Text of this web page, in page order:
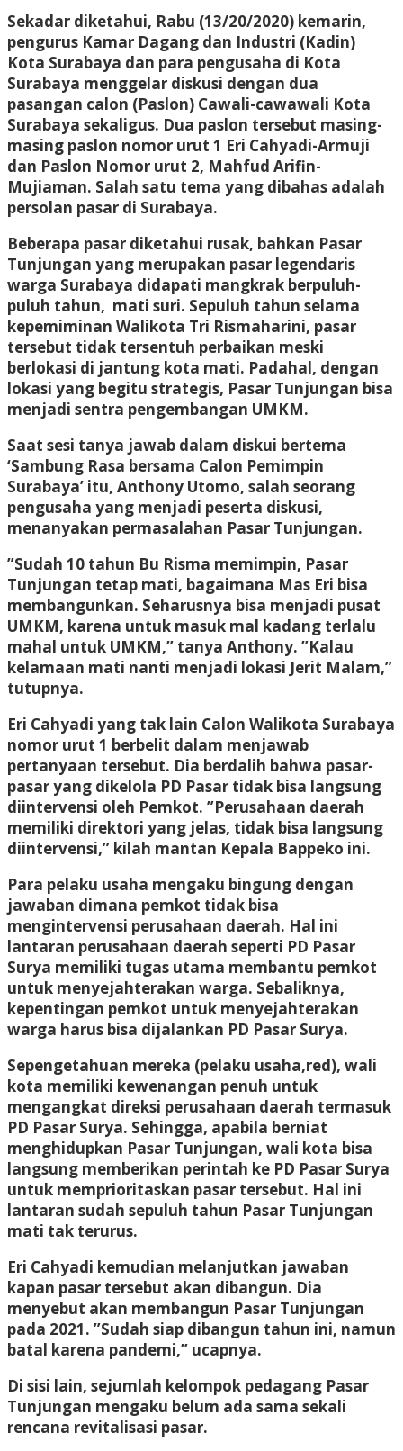
Sekadar diketahui, Rabu (13/20/2020) kemarin,
pengurus Kamar Dagang dan Industri (Kadin)
Kota Surabaya dan para pengusaha di Kota
Surabaya menggelar diskusi dengan dua
pasangan calon (Paslon) Cawali-cawawali Kota
Surabaya sekaligus. Dua paslon tersebut masing-
masing paslon nomor urut 1 Eri Cahyadi-Armuji
dan Paslon Nomor urut 2, Mahfud Arifin-
Mujiaman. Salah satu tema yang dibahas adalah
persolan pasar di Surabaya.
Beberapa pasar diketahui rusak, bahkan Pasar
Tunjungan yang merupakan pasar legendaris
warga Surabaya didapati mangkrak berpuluh-
puluh tahun, mati suri. Sepuluh tahun selama
kepemiminan Walikota Tri Rismaharini, pasar
tersebut tidak tersentuh perbaikan meski
berlokasi di jantung kota mati. Padahal, dengan
lokasi yang begitu strategis, Pasar Tunjungan bisa
menjadi sentra pengembangan UMKM.
Saat sesi tanya jawab dalam diskui bertema
‘Sambung Rasa bersama Calon Pemimpin
Surabaya’ itu, Anthony Utomo, salah seorang
pengusaha yang menjadi peserta diskusi,
menanyakan permasalahan Pasar Tunjungan.
”Sudah 10 tahun Bu Risma memimpin, Pasar
Tunjungan tetap mati, bagaimana Mas Eri bisa
membangunkan. Seharusnya bisa menjadi pusat
UMKM, karena untuk masuk mal kadang terlalu
mahal untuk UMKM,” tanya Anthony. ”Kalau
kelamaan mati nanti menjadi lokasi Jerit Malam,”
tutupnya.
Eri Cahyadi yang tak lain Calon Walikota Surabaya
nomor urut 1 berbelit dalam menjawab
pertanyaan tersebut. Dia berdalih bahwa pasar-
pasar yang dikelola PD Pasar tidak bisa langsung
diintervensi oleh Pemkot. ”Perusahaan daerah
memiliki direktori yang jelas, tidak bisa langsung
diintervensi,” kilah mantan Kepala Bappeko ini.
Para pelaku usaha mengaku bingung dengan
jawaban dimana pemkot tidak bisa
mengintervensi perusahaan daerah. Hal ini
lantaran perusahaan daerah seperti PD Pasar
Surya memiliki tugas utama membantu pemkot
untuk menyejahterakan warga. Sebaliknya,
kepentingan pemkot untuk menyejahterakan
warga harus bisa dijalankan PD Pasar Surya.
Sepengetahuan mereka (pelaku usaha,red), wali
kota memiliki kewenangan penuh untuk
mengangkat direksi perusahaan daerah termasuk
PD Pasar Surya. Sehingga, apabila berniat
menghidupkan Pasar Tunjungan, wali kota bisa
langsung memberikan perintah ke PD Pasar Surya
untuk memprioritaskan pasar tersebut. Hal ini
lantaran sudah sepuluh tahun Pasar Tunjungan
mati tak terurus.
Eri Cahyadi kemudian melanjutkan jawaban
kapan pasar tersebut akan dibangun. Dia
menyebut akan membangun Pasar Tunjungan
pada 2021. ”Sudah siap dibangun tahun ini, namun
batal karena pandemi,” ucapnya.
Di sisi lain, sejumlah kelompok pedagang Pasar
Tunjungan mengaku belum ada sama sekali
rencana revitalisasi pasar.